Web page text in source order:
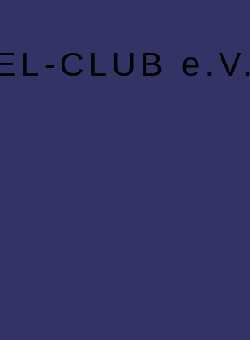
CLUB e.V.